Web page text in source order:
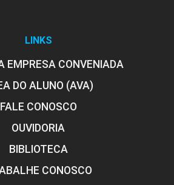
LINKS
EMPRESA CONVENIADA
DO ALUNO (AVA)
FALE CONOSCO
OUVIDORIA
BIBLIOTECA
CONOSCO